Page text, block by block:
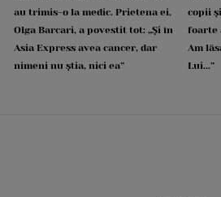
au trimis-o la medic. Prietena ei,
Olga Barcari, a povestit tot: „Și în
Asia Express avea cancer, dar
nimeni nu știa, nici ea”
copii
foarte
Am
Lui...”